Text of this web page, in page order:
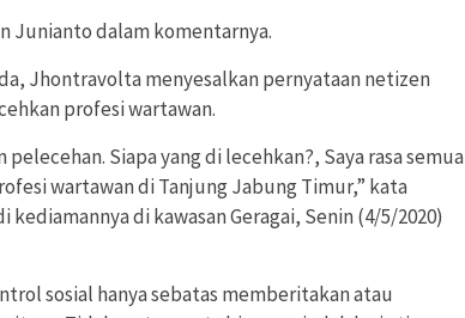
Junianto dalam komentarnya.
Jhontravolta menyesalkan pernyataan netizen
profesi wartawan.
Siapa yang di lecehkan?, Saya rasa semua
wartawan di Tanjung Jabung Timur,” kata
di kawasan Geragai, Senin (4/5/2020)
sosial hanya sebatas memberitakan atau